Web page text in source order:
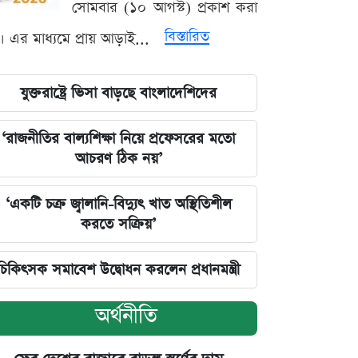
সোমবার (১০ আগস্ট) প্রকাশ করা
এর মাধ্যমে প্রায় আড়াই...
বিস্তারিত
যুক্তরাষ্ট্রে ভিসা বাড়ছে বাংলাদেশিদের
‘রাজনীতির বাল্যশিক্ষা নিয়ে প্রফেসরের মতো
আচরণ ঠিক নয়’
‘একটি চক্র জ্বালানি-বিদ্যুৎ খাত অস্থিতিশীল
করতে সক্রিয়’
সমাবেশ উদ্বোধন করলেন প্রধানমন্ত্রী
অর্থনীতি